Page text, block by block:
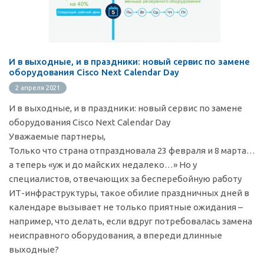
И в выходные, и в праздники: новый сервис по замене
оборудования Cisco Next Calendar Day
2 апреля 2021
И в выходные, и в праздники: новый сервис по замене
оборудования Cisco Next Calendar Day
Уважаемые партнеры,
Только что страна отпраздновала 23 февраля и 8 марта…
а теперь «уж и до майских недалеко…» Но у
специалистов, отвечающих за бесперебойную работу
ИТ-инфраструктуры, такое обилие праздничных дней в
календаре вызывает не только приятные ожидания –
например, что делать, если вдруг потребовалась замена
неисправного оборудования, а впереди длинные
выходные?